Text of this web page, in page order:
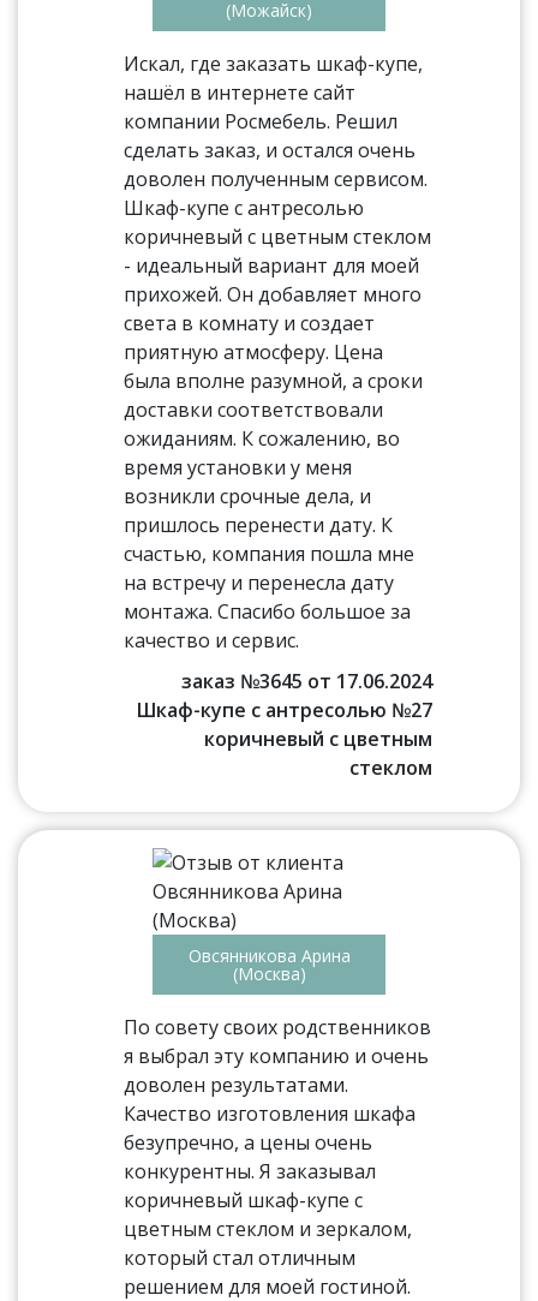
(Можайск)
Искал, где заказать шкаф-купе,
нашёл в интернете сайт
компании Росмебель. Решил
сделать заказ, и остался очень
доволен полученным сервисом.
Шкаф-купе с антресолью
коричневый с цветным стеклом
- идеальный вариант для моей
прихожей. Он добавляет много
света в комнату и создает
приятную атмосферу. Цена
была вполне разумной, а сроки
доставки соответствовали
ожиданиям. К сожалению, во
время установки у меня
возникли срочные дела, и
пришлось перенести дату. К
счастью, компания пошла мне
на встречу и перенесла дату
монтажа. Спасибо большое за
качество и сервис.
заказ №3645 от 17.06.2024
Шкаф-купе с антресолью №27
коричневый с цветным
стеклом
Овсянникова Арина
(Москва)
По совету своих родственников
я выбрал эту компанию и очень
доволен результатами.
Качество изготовления шкафа
безупречно, а цены очень
конкурентны. Я заказывал
коричневый шкаф-купе с
цветным стеклом и зеркалом,
который стал отличным
решением для моей гостиной.